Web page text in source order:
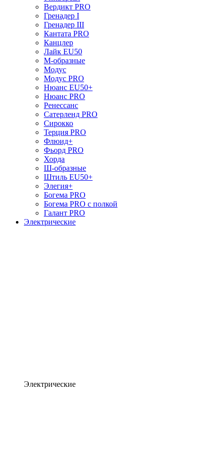
Вердикт PRO
Гренадер I
Гренадер III
Кантата PRO
Канцлер
Лайк EU50
М-образные
Модус
Модус PRO
Нюанс EU50+
Нюанс PRO
Ренессанс
Сатерленд PRO
Сирокко
Терция PRO
Флюид+
Фьорд PRO
Хорда
Ш-образные
Штиль EU50+
Элегия+
Богема PRO
Богема PRO с полкой
Галант PRO
Электрические
Электрические